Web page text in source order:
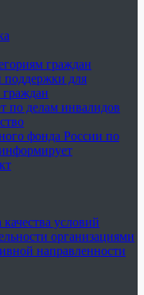
граждан
поддержки для
граждан
по делам инвалидов
фонда России по
условий
организациями
направленности